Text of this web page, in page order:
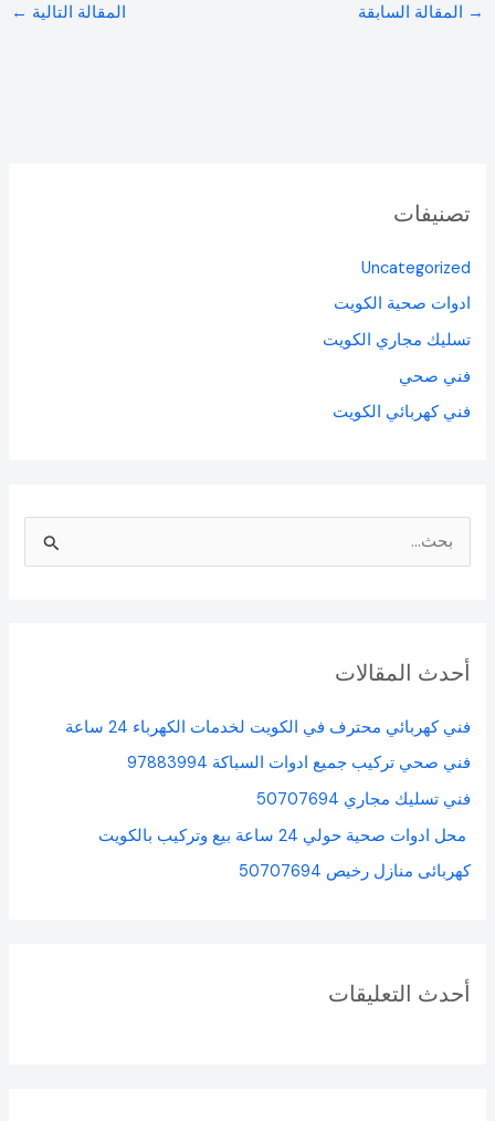
→ المقالة السابقة المقالة التالية ←
تصنيفات
Uncategorized
ادوات صحية الكويت
تسليك مجاري الكويت
فني صحي
فني كهربائي الكويت
ث
ن
:
أحدث المقالات
فني كهربائي محترف في الكويت لخدمات الكهرباء 24 ساعة
فني صحي تركيب جميع ادوات السباكة 97883994
فني تسليك مجاري 50707694
محل ادوات صحية حولي 24 ساعة بيع وتركيب بالكويت
كهربائى منازل رخيص 50707694
أحدث التعليقات